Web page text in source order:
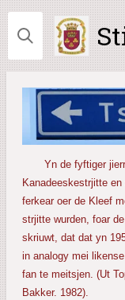
Ga
direct
naar
de
hoofdinhoud
Yn de fyftiger
Kanadeeskestrjitte
ferkear oer de Kleef
strjitte wurden, foar
skriuwt, dat dat yn
in analogy mei
fan te meitsjen. (Ut
Bakker. 1982).